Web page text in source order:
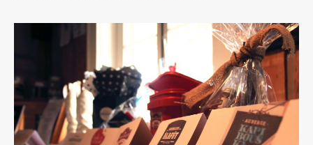
HORAIRE DES FÊTES
FERMÉ du 23 au 25 décembre
OUVERT 26 et 27 déc. de 11h à 22h
OUVERT 28 et 29 déc. de 09h à 22h
OUVERT 30 déc. de 11h à 22h